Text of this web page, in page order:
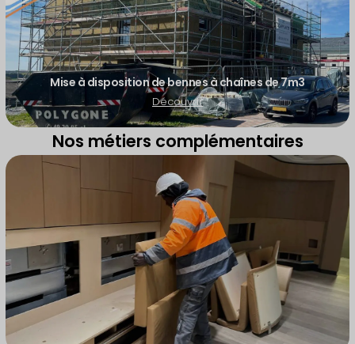
Mise à disposition de bennes à chaînes de 7m3
Découvrir
Nos métiers complémentaires